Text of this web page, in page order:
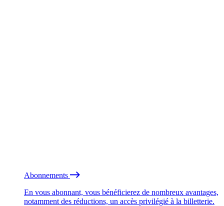
Abonnements
En vous abonnant, vous bénéficierez de nombreux avantages,
notamment des réductions, un accès privilégié à la billetterie.